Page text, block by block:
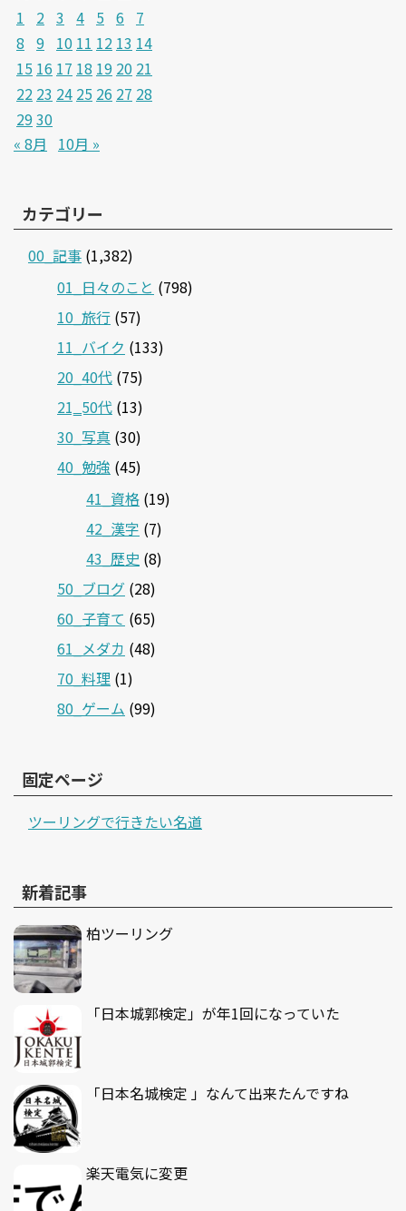
1
2 3 4 5 6
7
8 9 10 11 12 13 14
15 16 17 18 19 20 21
22 23 24 25 26 27 28
2930
« 8月
10月 »
カテゴリー
00_記事 (1,382)
01_日々のこと (798)
10_旅行 (57)
11_バイク (133)
20_40代 (75)
21‗50代 (13)
30_写真 (30)
40_勉強 (45)
41_資格 (19)
42_漢字 (7)
43_歴史 (8)
50_ブログ (28)
60_子育て (65)
61_メダカ (48)
70_料理 (1)
80_ゲーム (99)
固定ページ
ツーリングで行きたい名道
新着記事
柏ツーリング
「日本城郭検定」が年1回になっていた
「日本名城検定 」なんて出来たんですね
楽天電気に変更